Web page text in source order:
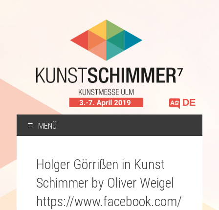
Sprache
auswählen
MENÜ
SPRINGEN
Holger Görrißen in Kunst
Schimmer by Oliver Weigel
https://www.facebook.com/